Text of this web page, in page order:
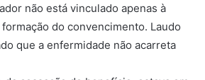
não está vinculado apenas à
do convencimento. Laudo
que a enfermidade não acarreta